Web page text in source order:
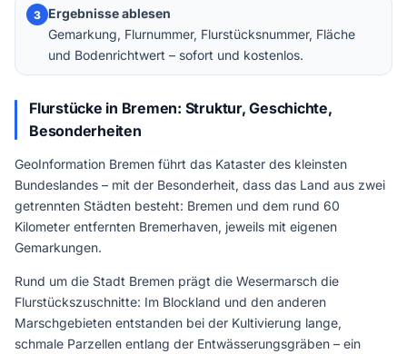
3 Ergebnisse ablesen
Gemarkung, Flurnummer, Flurstücksnummer, Fläche
und Bodenrichtwert – sofort und kostenlos.
Flurstücke in Bremen: Struktur, Geschichte,
Besonderheiten
GeoInformation Bremen führt das Kataster des kleinsten
Bundeslandes – mit der Besonderheit, dass das Land aus zwei
getrennten Städten besteht: Bremen und dem rund 60
Kilometer entfernten Bremerhaven, jeweils mit eigenen
Gemarkungen.
Rund um die Stadt Bremen prägt die Wesermarsch die
Flurstückszuschnitte: Im Blockland und den anderen
Marschgebieten entstanden bei der Kultivierung lange,
schmale Parzellen entlang der Entwässerungsgräben – ein